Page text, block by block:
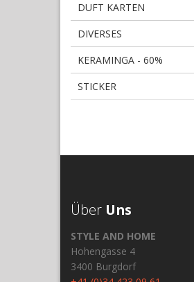
DUFT KARTEN
DIVERSES
KERAMINGA - 60%
STICKER
Über Uns
STYLE AND HOME
Hohengasse 4
3400 Burgdorf